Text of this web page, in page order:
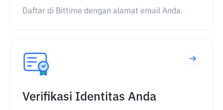
Daftar di Bittime dengan alamat email Anda.
Verifikasi Identitas Anda